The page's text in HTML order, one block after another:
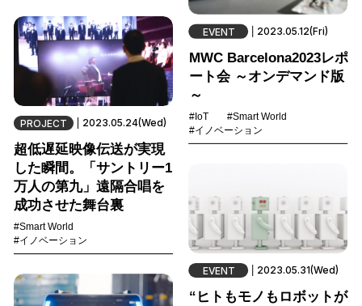
EVENT 2023.05.12(Fri)
MWC Barcelona2023レポ
ート会 ～オンデマンド版
～
#IoT
#Smart World
#イノベーション
PROJECT 2023.05.24(Wed)
超低遅延映像伝送が実現
した瞬間。「サントリー1
万人の第九」遠隔合唱を
成功させた舞台裏
#Smart World
#イノベーション
EVENT 2023.05.31(Wed)
“ヒトもモノもロボットが